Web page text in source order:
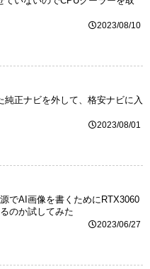
2023/08/10
純正ナビを外して、格安ナビに入
2023/08/01
でAI画像を書くためにRTX3060
のか試してみた
2023/06/27